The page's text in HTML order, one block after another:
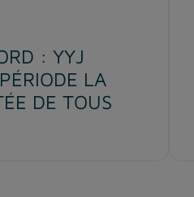
: YYJ
LA
DE TOUS